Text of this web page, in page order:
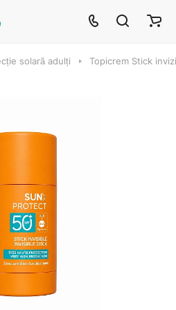
solară adulți Topicrem Stick